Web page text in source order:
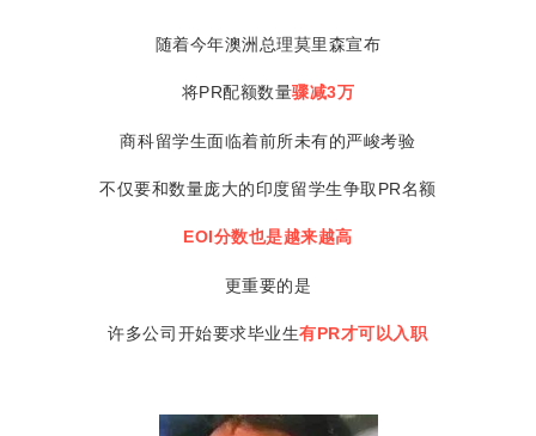
随着今年澳洲总理莫里森宣布
将PR配额数量骤减3万
商科留学生面临着前所未有的严峻考验
不仅要和数量庞大的印度留学生争取PR名额
EOI分数也是越来越高
更重要的是
许多公司开始要求毕业生有PR才可以入职